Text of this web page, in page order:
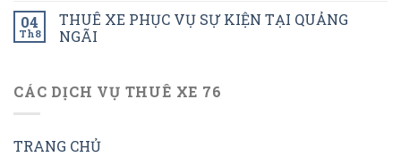
04
Th8
THUÊ XE PHỤC VỤ SỰ KIỆN TẠI QUẢNG
NGÃI
CÁC DỊCH VỤ THUÊ XE 76
TRANG CHỦ